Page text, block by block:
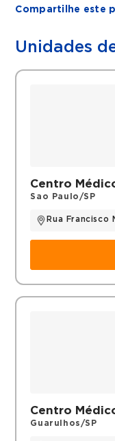
Compartilhe este
Unidades
Centro
Sao Paulo/SP
Rua Francisco
Centro
Guarulhos/SP